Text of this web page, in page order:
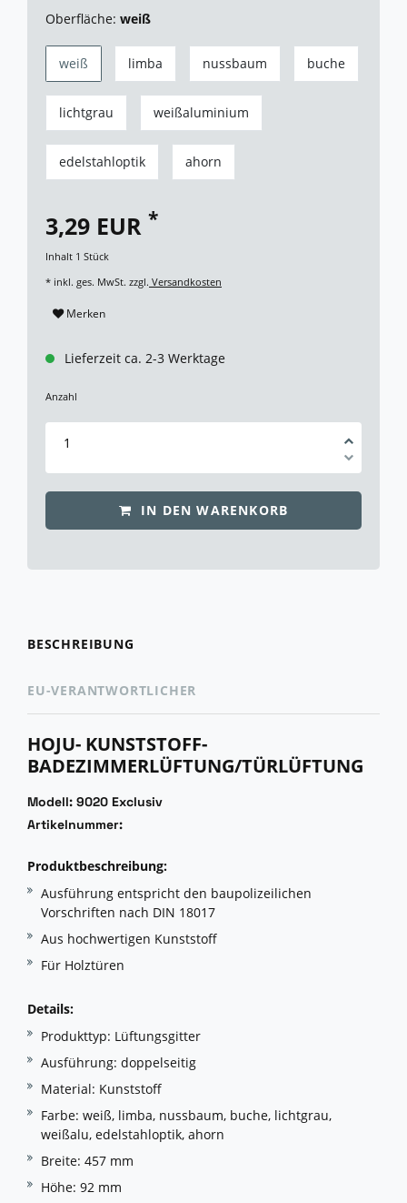
Oberfläche: weiß
weiß limba nussbaum buche
lichtgrau weißaluminium
edelstahloptik ahorn
3,29 EUR *
Inhalt 1 Stück
* inkl. ges. MwSt. zzgl. Versandkosten
Merken
Lieferzeit ca. 2-3 Werktage
Anzahl
IN DEN WARENKORB
BESCHREIBUNG
EU-VERANTWORTLICHER
HOJU- KUNSTSTOFF-
BADEZIMMERLÜFTUNG/TÜRLÜFTUNG
Modell: 9020 Exclusiv
Artikelnummer:
Produktbeschreibung:
Ausführung entspricht den baupolizeilichen
Vorschriften nach DIN 18017
Aus hochwertigen Kunststoff
Für Holztüren
Details:
Produkttyp: Lüftungsgitter
Ausführung: doppelseitig
Material: Kunststoff
Farbe: weiß, limba, nussbaum, buche, lichtgrau,
weißalu, edelstahloptik, ahorn
Breite: 457 mm
Höhe: 92 mm